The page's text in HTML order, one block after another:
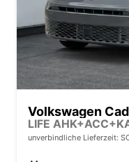
Volkswagen
unverbindliche Lieferzeit: